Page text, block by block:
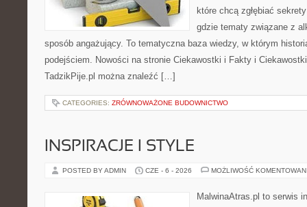
które chcą zgłębiać
gdzie tematy związane z
sposób angażujący. To tematyczna baza wiedzy, w którym
podejściem. Nowości na stronie Ciekawostki i Fakty i
TadzikPije.pl można znaleźć […]
CATEGORIES: ZRÓWNOWAŻONE BUDOWNICTWO
INSPIRACJE I STYLE
POSTED BY ADMIN CZE - 6 - 2026 MOŻLIWOŚĆ
MalwinaAtras.pl to serwis